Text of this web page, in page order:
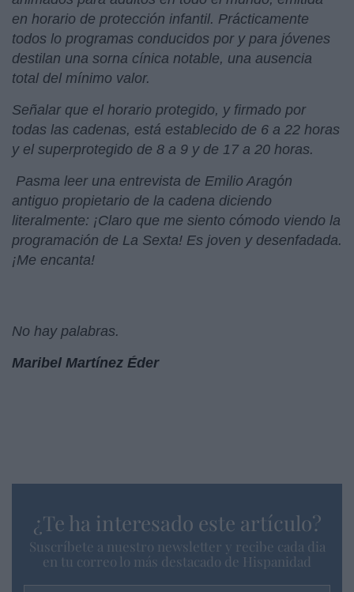
en horario de protección infantil. Prácticamente
todos lo programas conducidos por y para jóvenes
destilan una sorna cínica notable, una ausencia
total del mínimo valor.
Señalar que el horario protegido, y firmado por
todas las cadenas, está establecido de 6 a 22 horas
y el superprotegido de 8 a 9 y de 17 a 20 horas.
Pasma leer una entrevista de Emilio Aragón
antiguo propietario de la cadena diciendo
literalmente: ¡Claro que me siento cómodo viendo la
programación de La Sexta! Es joven y desenfadada.
¡Me encanta!
No hay palabras.
Maribel Martínez Éder
¿Te ha interesado este artículo?
Suscríbete a nuestro newsletter y recibe cada dia
en tu correo lo más destacado de Hispanidad